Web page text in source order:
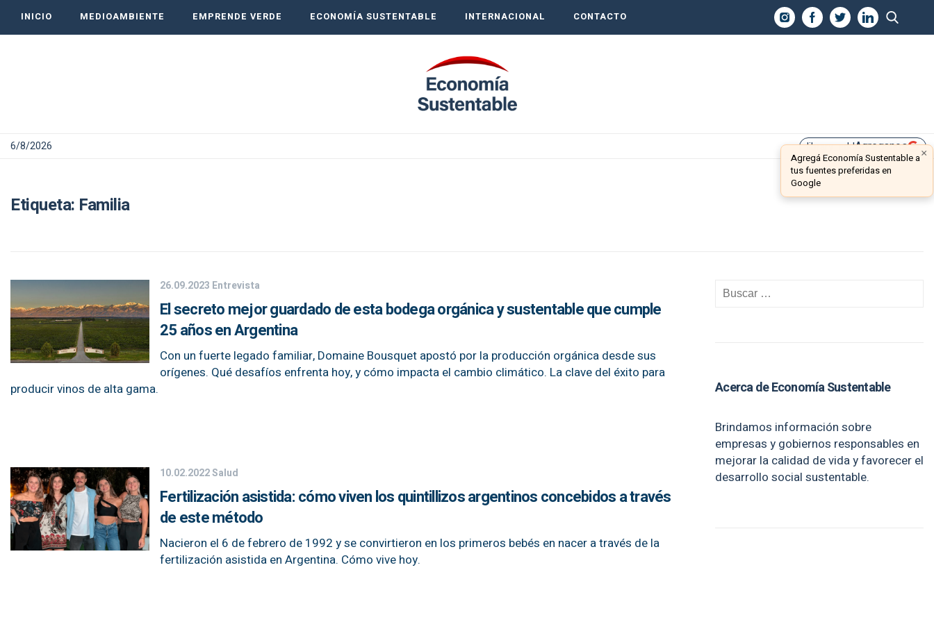
INICIO MEDIOAMBIENTE EMPRENDE VERDE ECONOMÍA SUSTENTABLE INTERNACIONAL CONTACTO
6/8/2026 library_addAgreganos ×
Agregá Economía Sustentable a
tus fuentes preferidas en
Google
Etiqueta: Familia
26.09.2023 Entrevista
El secreto mejor guardado de esta bodega orgánica y sustentable que cumple
25 años en Argentina
Con un fuerte legado familiar, Domaine Bousquet apostó por la producción orgánica desde sus
orígenes. Qué desafíos enfrenta hoy, y cómo impacta el cambio climático. La clave del éxito para
producir vinos de alta gama.
10.02.2022Salud
Fertilización asistida: cómo viven los quintillizos argentinos concebidos a través
de este método
Nacieron el 6 de febrero de 1992 y se convirtieron en los primeros bebés en nacer a través de la
fertilización asistida en Argentina. Cómo vive hoy.
Acerca de Economía Sustentable
Brindamos información sobre
empresas y gobiernos responsables en
mejorar la calidad de vida y favorecer el
desarrollo social sustentable.